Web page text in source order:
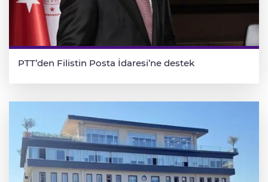
PTT’den Filistin Posta İdaresi’ne destek